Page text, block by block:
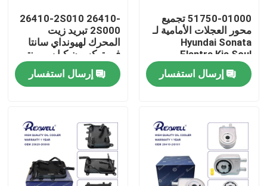
المنزل
المنتجات
فيديوهات
51750-01000 تجميع
محور العجلات الأمامية لـ
Hyundai Sonata
Elantra Kia Soul
إرسال استفسار
26410-2S010 26410-
2S000 تبريد زيت
المحرك لهيونداي سانتا
في توكسون كيا سورينتو
إرسال استفسار